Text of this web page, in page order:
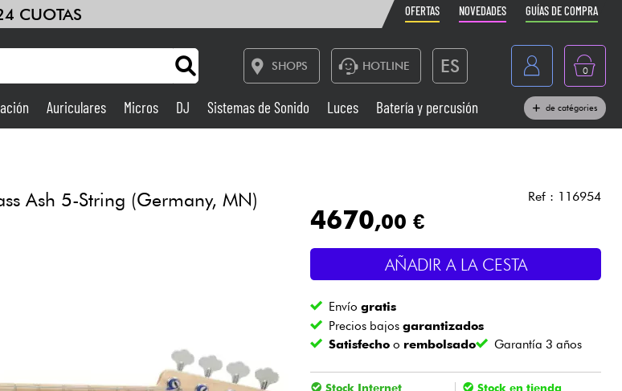
CUOTAS OFERTAS NOVEDADES GUÍAS DE COMPRA
SHOPS HOTLINE ES
France
Belgique
Nederland
0
Efectos
Sistemas de Sonido
Vientos
Cables & Acces.
Auriculares Micros DJ Sistemas de Sonido Luces Batería y percusión de catégories
Ash 5-String (Germany, MN)
Ref : 116954
4670,00 €
AÑADIR A LA CESTA
Envíogratis
Precios bajosgarantizados
Satisfecho o rembolsado Garantía 3 años
Stock Internet
Stock en tienda